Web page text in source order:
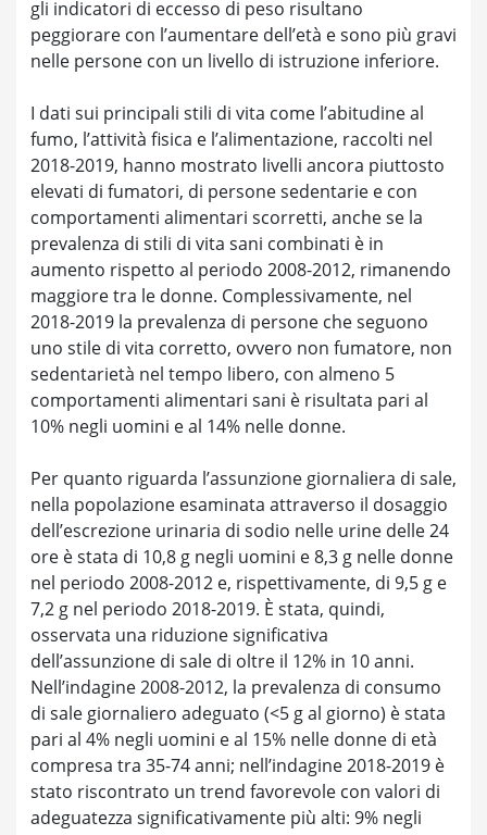
gli indicatori di eccesso di peso risultano
peggiorare con l’aumentare dell’età e sono più gravi
nelle persone con un livello di istruzione inferiore.
I dati sui principali stili di vita come l’abitudine al
fumo, l’attività fisica e l’alimentazione, raccolti nel
2018-2019, hanno mostrato livelli ancora piuttosto
elevati di fumatori, di persone sedentarie e con
comportamenti alimentari scorretti, anche se la
prevalenza di stili di vita sani combinati è in
aumento rispetto al periodo 2008-2012, rimanendo
maggiore tra le donne. Complessivamente, nel
2018-2019 la prevalenza di persone che seguono
uno stile di vita corretto, ovvero non fumatore, non
sedentarietà nel tempo libero, con almeno 5
comportamenti alimentari sani è risultata pari al
10% negli uomini e al 14% nelle donne.
Per quanto riguarda l’assunzione giornaliera di sale,
nella popolazione esaminata attraverso il dosaggio
dell’escrezione urinaria di sodio nelle urine delle 24
ore è stata di 10,8 g negli uomini e 8,3 g nelle donne
nel periodo 2008-2012 e, rispettivamente, di 9,5 g e
7,2 g nel periodo 2018-2019. È stata, quindi,
osservata una riduzione significativa
dell’assunzione di sale di oltre il 12% in 10 anni.
Nell’indagine 2008-2012, la prevalenza di consumo
di sale giornaliero adeguato (<5 g al giorno) è stata
pari al 4% negli uomini e al 15% nelle donne di età
compresa tra 35-74 anni; nell’indagine 2018-2019 è
stato riscontrato un trend favorevole con valori di
adeguatezza significativamente più alti: 9% negli